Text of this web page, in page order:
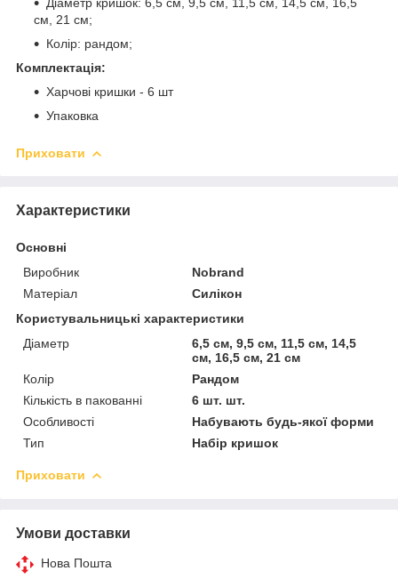
см, 21 см;
Колір: рандом;
Комплектація:
Харчові кришки - 6 шт
Упаковка
Приховати
Характеристики
Основні
Виробник
Nobrand
Матеріал
Силікон
Користувальницькі характеристики
Діаметр
6,5 см, 9,5 см, 11,5 см, 14,5
см, 16,5 см, 21 см
Колір
Рандом
Кількість в пакованні
6 шт. шт.
Особливості
Набувають будь-якої форми
Тип
Набір кришок
Приховати
Умови доставки
Нова Пошта